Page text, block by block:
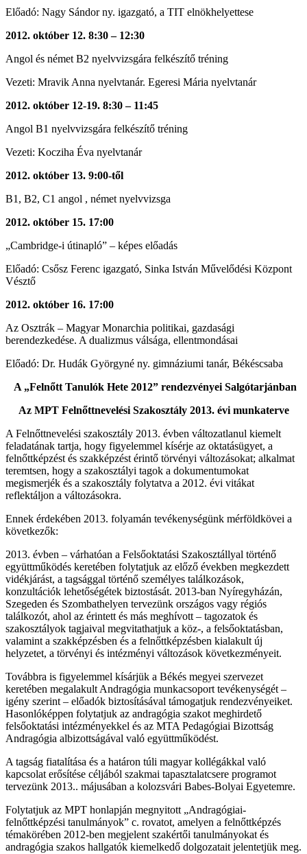
Előadó: Nagy Sándor ny. igazgató, a TIT elnökhelyettese
2012. október 12. 8:30 – 12:30
Angol és német B2 nyelvvizsgára felkészítő tréning
Vezeti: Mravik Anna nyelvtanár. Egeresi Mária nyelvtanár
2012. október 12-19. 8:30 – 11:45
Angol B1 nyelvvizsgára felkészítő tréning
Vezeti: Kocziha Éva nyelvtanár
2012. október 13. 9:00-től
B1, B2, C1 angol , német nyelvvizsga
2012. október 15. 17:00
„Cambridge-i útinapló” – képes előadás
Előadó: Csősz Ferenc igazgató, Sinka István Művelődési Központ
Vésztő
2012. október 16. 17:00
Az Osztrák – Magyar Monarchia politikai, gazdasági
berendezkedése. A dualizmus válsága, ellentmondásai
Előadó: Dr. Hudák Györgyné ny. gimnáziumi tanár, Békéscsaba
A „Felnőtt Tanulók Hete 2012” rendezvényei Salgótarjánban
Az MPT Felnőttnevelési Szakosztály 2013. évi munkaterve
A Felnőttnevelési szakosztály 2013. évben változatlanul kiemelt
feladatának tartja, hogy figyelemmel kísérje az oktatásügyet, a
felnőttképzést és szakképzést érintő törvényi változásokat; alkalmat
teremtsen, hogy a szakosztályi tagok a dokumentumokat
megismerjék és a szakosztály folytatva a 2012. évi vitákat
reflektáljon a változásokra.
Ennek érdekében 2013. folyamán tevékenységünk mérföldkövei a
következők:
2013. évben – várhatóan a Felsőoktatási Szakosztállyal történő
együttműködés keretében folytatjuk az előző években megkezdett
vidékjárást, a tagsággal történő személyes találkozások,
konzultációk lehetőségétek biztostását. 2013-ban Nyíregyházán,
Szegeden és Szombathelyen tervezünk országos vagy régiós
találkozót, ahol az érintett és más meghívott – tagozatok és
szakosztályok tagjaival megvitathatjuk a köz-, a felsőoktatásban,
valamint a szakképzésben és a felnőttképzésben kialakult új
helyzetet, a törvényi és intézményi változások következményeit.
Továbbra is figyelemmel kísárjük a Békés megyei szervezet
keretében megalakult Andragógia munkacsoport tevékenységét –
igény szerint – előadók biztosításával támogatjuk rendezvényeiket.
Hasonlóképpen folytatjuk az andragógia szakot meghirdető
felsőoktatási intézményekkel és az MTA Pedagógiai Bizottság
Andragógia albizottságával való együttműködést.
A tagság fiatalítása és a határon túli magyar kollégákkal való
kapcsolat erősítése céljából szakmai tapasztalatcsere programot
tervezünk 2013.. májusában a kolozsvári Babes-Bolyai Egyetemre.
Folytatjuk az MPT honlapján megnyitott „Andragógiai-
felnőttképzési tanulmányok” c. rovatot, amelyen a felnőttképzés
témakörében 2012-ben megjelent szakértői tanulmányokat és
andragógia szakos hallgatók kiemelkedő dolgozatait jelentetjük meg.